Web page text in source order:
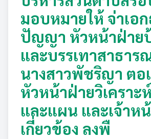
มอบหมายให้ จ่าเอ
ปัญญา หัวหน้าฝ่าย
และบรรเทาสาธาร
นางสาวพัชริญา ตอ
หัวหน้าฝ่ายวิเคราะ
และแผน และเจ้าห
เกี่ยวข้อง ลงพื